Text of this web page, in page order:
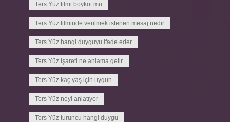
Ters Yüz filmi boykot mu
Ters Yüz filminde verilmek istenen mesaj nedir
Ters Yüz hangi duyguyu ifade eder
Ters Yüz işareti ne anlama gelir
Ters Yüz kaç yaş için uygun
Ters Yüz neyi anlatıyor
Ters Yüz turuncu hangi duygu